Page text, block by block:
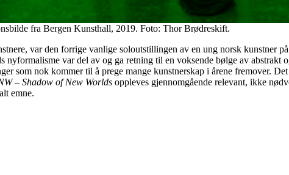
fra Bergen Kunsthall, 2019. Foto: Thor Brødreskift.
var den forrige vanlige soloutstillingen av en ung norsk kunstner
var del av og ga retning til en voksende bølge av abstrakt
som nok kommer til å prege mange kunstnerskap i årene fremover.
– Shadow of New Worlds oppleves gjennomgående relevant, ikke
emne.